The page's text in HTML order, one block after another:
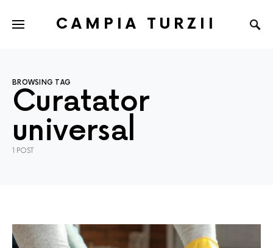
CAMPIA TURZII
BROWSING TAG
Curatator
universal
1 POST